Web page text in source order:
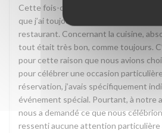
Cette fois-ci, je dois avouer que je suis
que j’ai toujours beaucoup aimé et
restaurant. Concernant la cuisine,
tout était très bon, comme toujours.
pour cette raison que nous avions
pour célébrer une occasion
réservation, j’avais spécifiquement
événement spécial. Pourtant, à notre
nous a demandé ce que nous
ressenti aucune attention particulière